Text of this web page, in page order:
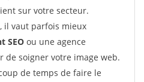
sur votre secteur.
il vaut parfois mieux
SEO ou une agence
de soigner votre image web.
de temps de faire le